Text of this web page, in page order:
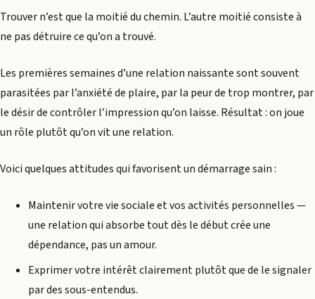
Trouver n’est que la moitié du chemin. L’autre moitié consiste à
ne pas détruire ce qu’on a trouvé.
Les premières semaines d’une relation naissante sont souvent
parasitées par l’anxiété de plaire, par la peur de trop montrer, par
le désir de contrôler l’impression qu’on laisse. Résultat : on joue
un rôle plutôt qu’on vit une relation.
Voici quelques attitudes qui favorisent un démarrage sain :
Maintenir votre vie sociale et vos activités personnelles —
une relation qui absorbe tout dès le début crée une
dépendance, pas un amour.
Exprimer votre intérêt clairement plutôt que de le signaler
par des sous-entendus.